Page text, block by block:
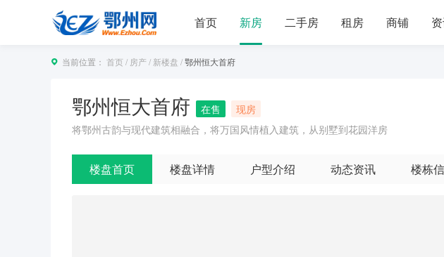
首页 新房 二手房 租房 商铺
当前位置： 首页 / 房产/ 新楼盘 /鄂州恒大首府
鄂州恒大首府 在售
现房
将鄂州古韵与现代建筑相融合，将万国风情植入建筑，从别墅到花园洋房
楼盘首页 楼盘详情 户型介绍 动态资讯 楼栋